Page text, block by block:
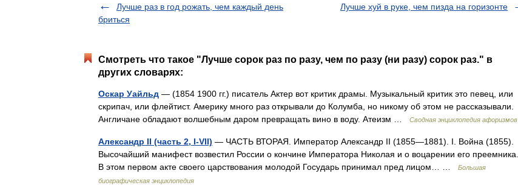
Лучше раз в год рожать, чем каждый день
бриться
Лучше хуй в руке, чем пизда на горизонте
Смотреть что такое "Лучше сорок раз по разу, чем по разу (ни разу) сорок раз." в
других словарях:
Оскар Уайльд — (1854 1900 гг.) писатель Актер вот критик драмы. Музыкальный критик это певец, или
скрипач, или флейтист. Америку много раз открывали до Колумба, но никому об этом не рассказывали.
Англичане обладают волшебным даром превращать вино в воду. Атеизм …
Сводная энциклопедия афоризмов
Александр II (часть 2, I-VII) — ЧАСТЬ ВТОРАЯ. Император Александр II (1855—1881). I. Война (1855).
Высочайший манифест возвестил России о кончине Императора Николая и о воцарении его преемника.
В этом первом акте своего царствования молодой Государь принимал пред лицом… …
Большая
биографическая энциклопедия